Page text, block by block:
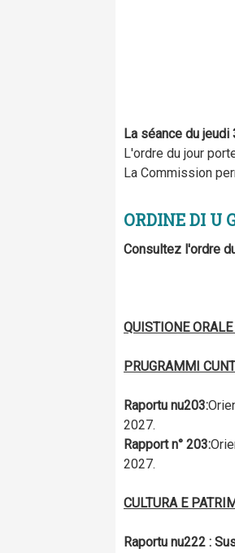
La séance du
L'ordre du jour
La Commission
ORDINE DI U
Consultez l'ordre
QUISTIONE
PRUGRAMMI
Raportu nu203:
2027.
Rapport n° 203:
2027.
CULTURA E
Raportu nu222 :